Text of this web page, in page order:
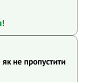
не пропустити